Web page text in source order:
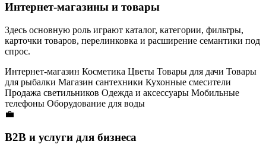
Интернет-магазины и товары
Здесь основную роль играют каталог, категории, фильтры,
карточки товаров, перелинковка и расширение семантики под
спрос.
Интернет-магазин Косметика Цветы Товары для дачи Товары
для рыбалки Магазин сантехники Кухонные смесители
Продажа светильников Одежда и аксессуары Мобильные
телефоны Оборудование для воды
💼
B2B и услуги для бизнеса